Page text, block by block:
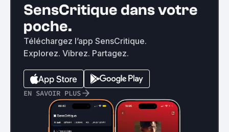
SensCritique dans votre
poche.
Téléchargez l’app SensCritique.
Explorez. Vibrez. Partagez.
EN SAVOIR PLUS